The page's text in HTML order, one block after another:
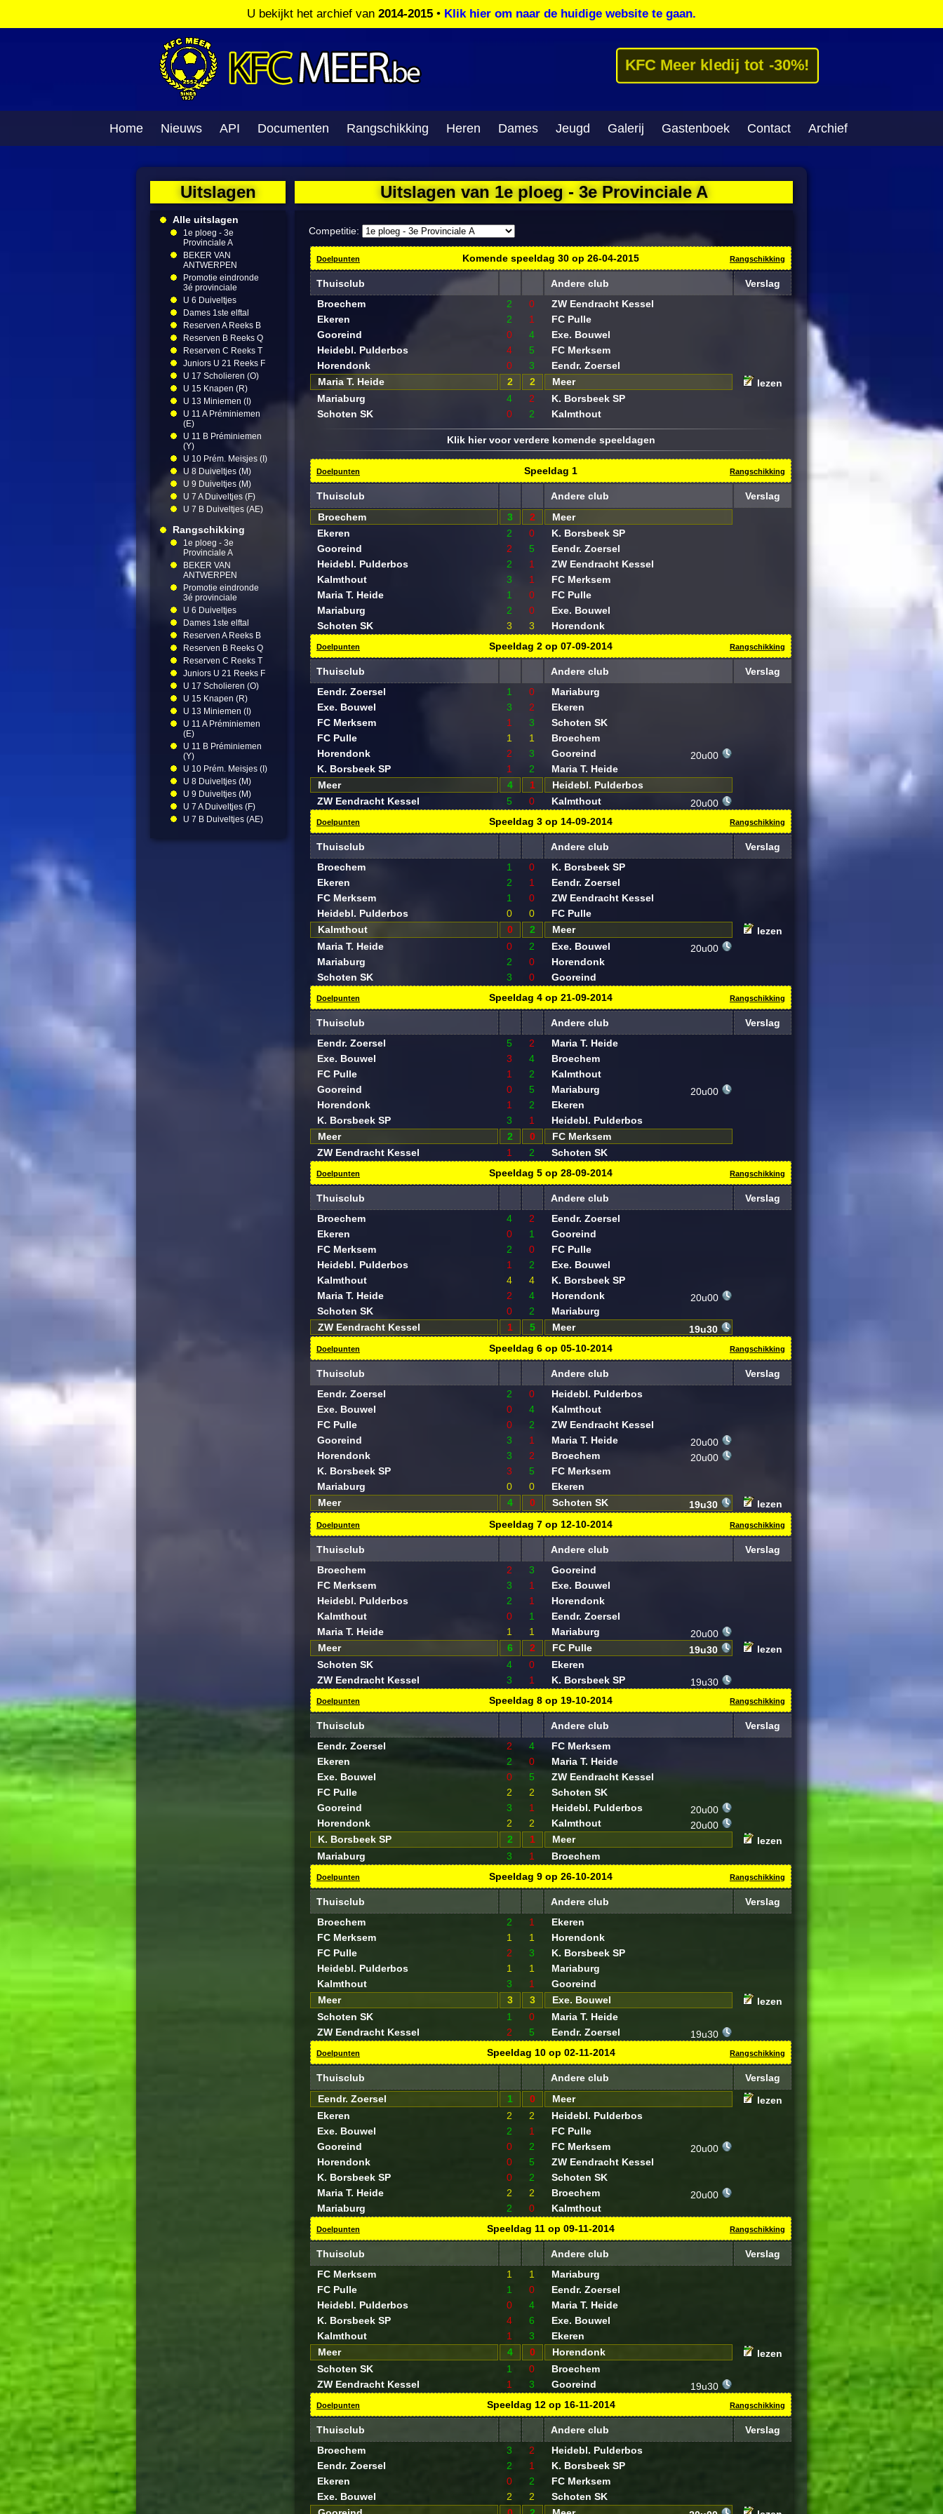
U bekijkt het archief van 2014-2015 • Klik hier om naar de huidige website te gaan.
KFC Meer kledij tot -30%!
Home Nieuws API Documenten Rangschikking Heren Dames Jeugd Galerij Gastenboek Contact Archief
Uitslagen
Alle uitslagen
1e ploeg - 3e
Provinciale A
BEKER VAN
ANTWERPEN
Promotie eindronde
3é provinciale
U 6 Duiveltjes
Dames 1ste elftal
Reserven A Reeks B
Reserven B Reeks Q
Reserven C Reeks T
Juniors U 21 Reeks F
U 17 Scholieren (O)
U 15 Knapen (R)
U 13 Miniemen (I)
U 11 A Préminiemen
(E)
U 11 B Préminiemen
(Y)
U 10 Prém. Meisjes (I)
U 8 Duiveltjes (M)
U 9 Duiveltjes (M)
U 7 A Duiveltjes (F)
U 7 B Duiveltjes (AE)
Rangschikking
1e ploeg - 3e
Provinciale A
BEKER VAN
ANTWERPEN
Promotie eindronde
3é provinciale
U 6 Duiveltjes
Dames 1ste elftal
Reserven A Reeks B
Reserven B Reeks Q
Reserven C Reeks T
Juniors U 21 Reeks F
U 17 Scholieren (O)
U 15 Knapen (R)
U 13 Miniemen (I)
U 11 A Préminiemen
(E)
U 11 B Préminiemen
(Y)
U 10 Prém. Meisjes (I)
U 8 Duiveltjes (M)
U 9 Duiveltjes (M)
U 7 A Duiveltjes (F)
U 7 B Duiveltjes (AE)
Uitslagen van 1e ploeg - 3e Provinciale A
Competitie:
Doelpunten Komende speeldag 30 op 26-04-2015 Rangschikking
Thuisclub Andere club
Verslag
Broechem
2 0
ZW Eendracht Kessel
Ekeren
2 1
FC Pulle
Gooreind
0 4
Exe. Bouwel
Heidebl. Pulderbos
4 5
FC Merksem
Horendonk
0 3
Eendr. Zoersel
Maria T. Heide
2 2 Meer
lezen
Mariaburg
4 2
K. Borsbeek SP
Schoten SK
0 2 Kalmthout
Klik hier voor verdere komende speeldagen
Doelpunten Speeldag 1 Rangschikking
Thuisclub Andere club
Verslag
Broechem
3 2
Meer
Ekeren
2 0
K. Borsbeek SP
Gooreind
2 5
Eendr. Zoersel
Heidebl. Pulderbos
2 1
ZW Eendracht Kessel
Kalmthout
3 1
FC Merksem
Maria T. Heide
1 0
FC Pulle
Mariaburg
2 0
Exe. Bouwel
Schoten SK
3 3 Horendonk
Doelpunten Speeldag 2 op 07-09-2014 Rangschikking
Thuisclub Andere club
Verslag
Eendr. Zoersel
1 0
Mariaburg
Exe. Bouwel
3 2
Ekeren
FC Merksem
1 3
Schoten SK
FC Pulle
1 1
Broechem
Horendonk
2 3 Gooreind
20u00
K. Borsbeek SP
1 2
Maria T. Heide
Meer
4 1
Heidebl. Pulderbos
ZW Eendracht Kessel
5 0 Kalmthout 20u00
Doelpunten Speeldag 3 op 14-09-2014 Rangschikking
Thuisclub Andere club
Verslag
Broechem
1 0
K. Borsbeek SP
Ekeren
2 1
Eendr. Zoersel
FC Merksem
1 0
ZW Eendracht Kessel
Heidebl. Pulderbos
0 0
FC Pulle
Kalmthout
0 2 Meer
lezen
Maria T. Heide
0 2 Exe. Bouwel
20u00
Mariaburg
2 0
Horendonk
Schoten SK
3 0 Gooreind
Doelpunten Speeldag 4 op 21-09-2014 Rangschikking
Thuisclub Andere club
Verslag
Eendr. Zoersel
5 2
Maria T. Heide
Exe. Bouwel
3 4
Broechem
FC Pulle
1 2
Kalmthout
Gooreind
0 5 Mariaburg
20u00
Horendonk
1 2
Ekeren
K. Borsbeek SP
3 1
Heidebl. Pulderbos
Meer
2 0
FC Merksem
ZW Eendracht Kessel
1 2 Schoten SK
Doelpunten Speeldag 5 op 28-09-2014 Rangschikking
Thuisclub Andere club
Verslag
Broechem
4 2
Eendr. Zoersel
Ekeren
0 1
Gooreind
FC Merksem
2 0
FC Pulle
Heidebl. Pulderbos
1 2
Exe. Bouwel
Kalmthout
4 4
K. Borsbeek SP
Maria T. Heide
2 4 Horendonk
20u00
Schoten SK
0 2
Mariaburg
ZW Eendracht Kessel
1 5 Meer 19u30
Doelpunten Speeldag 6 op 05-10-2014 Rangschikking
Thuisclub Andere club
Verslag
Eendr. Zoersel
2 0
Heidebl. Pulderbos
Exe. Bouwel
0 4
Kalmthout
FC Pulle
0 2
ZW Eendracht Kessel
Gooreind
3 1 Maria T. Heide
20u00
Horendonk
3 2 Broechem
20u00
K. Borsbeek SP
3 5
FC Merksem
Mariaburg
0 0
Ekeren
Meer
4 0 Schoten SK 19u30 lezen
Doelpunten Speeldag 7 op 12-10-2014 Rangschikking
Thuisclub Andere club
Verslag
Broechem
2 3
Gooreind
FC Merksem
3 1
Exe. Bouwel
Heidebl. Pulderbos
2 1
Horendonk
Kalmthout
0 1
Eendr. Zoersel
Maria T. Heide
1 1 Mariaburg
20u00
Meer
6 2 FC Pulle 19u30
lezen
Schoten SK
4 0
Ekeren
ZW Eendracht Kessel
3 1 K. Borsbeek SP 19u30
Doelpunten Speeldag 8 op 19-10-2014 Rangschikking
Thuisclub Andere club
Verslag
Eendr. Zoersel
2 4
FC Merksem
Ekeren
2 0
Maria T. Heide
Exe. Bouwel
0 5
ZW Eendracht Kessel
FC Pulle
2 2
Schoten SK
Gooreind
3 1 Heidebl. Pulderbos
20u00
Horendonk
2 2 Kalmthout
20u00
K. Borsbeek SP
2 1 Meer
lezen
Mariaburg
3 1 Broechem
Doelpunten Speeldag 9 op 26-10-2014 Rangschikking
Thuisclub Andere club
Verslag
Broechem
2 1
Ekeren
FC Merksem
1 1
Horendonk
FC Pulle
2 3
K. Borsbeek SP
Heidebl. Pulderbos
1 1
Mariaburg
Kalmthout
3 1
Gooreind
Meer
3 3 Exe. Bouwel
lezen
Schoten SK
1 0
Maria T. Heide
ZW Eendracht Kessel
2 5 Eendr. Zoersel 19u30
Doelpunten Speeldag 10op 02-11-2014 Rangschikking
Thuisclub Andere club
Verslag
Eendr. Zoersel
1 0 Meer
lezen
Ekeren
2 2
Heidebl. Pulderbos
Exe. Bouwel
2 1
FC Pulle
Gooreind
0 2 FC Merksem
20u00
Horendonk
0 5
ZW Eendracht Kessel
K. Borsbeek SP
0 2
Schoten SK
Maria T. Heide
2 2 Broechem
20u00
Mariaburg
2 0 Kalmthout
Doelpunten Speeldag 11 op 09-11-2014 Rangschikking
Thuisclub Andere club
Verslag
FC Merksem
1 1
Mariaburg
FC Pulle
1 0
Eendr. Zoersel
Heidebl. Pulderbos
0 4
Maria T. Heide
K. Borsbeek SP
4 6
Exe. Bouwel
Kalmthout
1 3
Ekeren
Meer
4 0 Horendonk
lezen
Schoten SK
1 0
Broechem
ZW Eendracht Kessel
1 3 Gooreind 19u30
Doelpunten Speeldag 12op 16-11-2014 Rangschikking
Thuisclub Andere club
Verslag
Broechem
3 2
Heidebl. Pulderbos
Eendr. Zoersel
2 1
K. Borsbeek SP
Ekeren
0 2
FC Merksem
Exe. Bouwel
2 2
Schoten SK